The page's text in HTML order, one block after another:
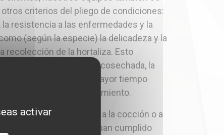
criterios del pliego de condiciones:
resistencia a las enfermedades y la
(según la especie) la delicadeza y la
recolección de la hortaliza. Esto
está lista para ser cosechada, la
permanecer estable el mayor tiempo
signos de envejecimiento.
producto responde bien a la cocción o a
esto demuestra que se han cumplido
activar